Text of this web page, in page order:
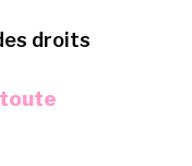
droits
toute